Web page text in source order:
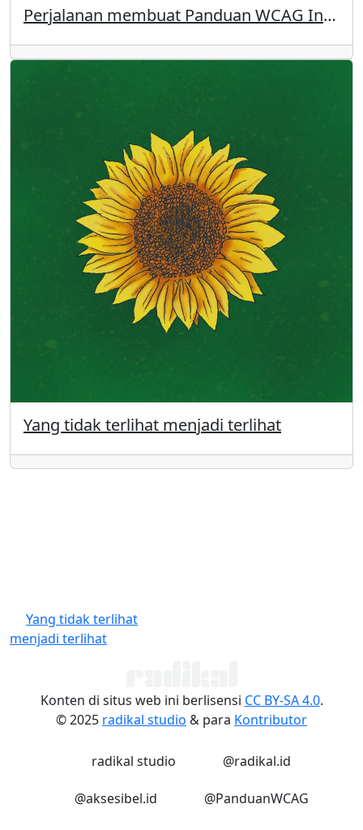
Perjalanan membuat Panduan WCAG Indonesia
Yang tidak terlihat menjadi terlihat
Yang tidak terlihat
menjadi terlihat
Konten di situs web ini berlisensi CC BY-SA 4.0.
© 2025 radikal studio & para Kontributor
LinkedIn
radikal studio Instagram
@radikal.id
Instagram
@aksesibel.id Instagram
@PanduanWCAG